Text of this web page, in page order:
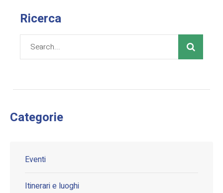
Ricerca
Categorie
Eventi
Itinerari e luoghi